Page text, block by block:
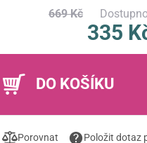
669 Kč
335
DO KOŠÍKU
Porovnat Položit dotaz